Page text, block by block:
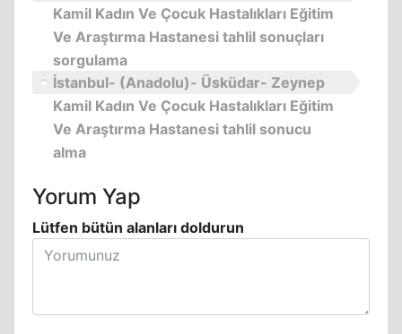
Kamil Kadın Ve Çocuk Hastalıkları Eğitim
Ve Araştırma Hastanesi tahlil sonuçları
sorgulama
İstanbul- (Anadolu)- Üsküdar- Zeynep
Kamil Kadın Ve Çocuk Hastalıkları Eğitim
Ve Araştırma Hastanesi tahlil sonucu
alma
Yorum Yap
Lütfen bütün alanları doldurun